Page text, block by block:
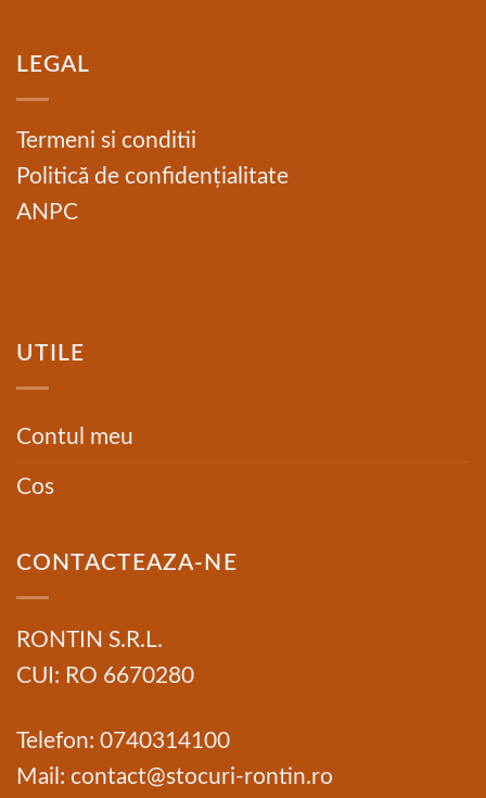
LEGAL
Termeni si conditii
Politică de confidențialitate
ANPC
UTILE
Contul meu
Cos
CONTACTEAZA-NE
RONTIN S.R.L.
CUI: RO 6670280
Telefon: 0740314100
Mail: contact@stocuri-rontin.ro